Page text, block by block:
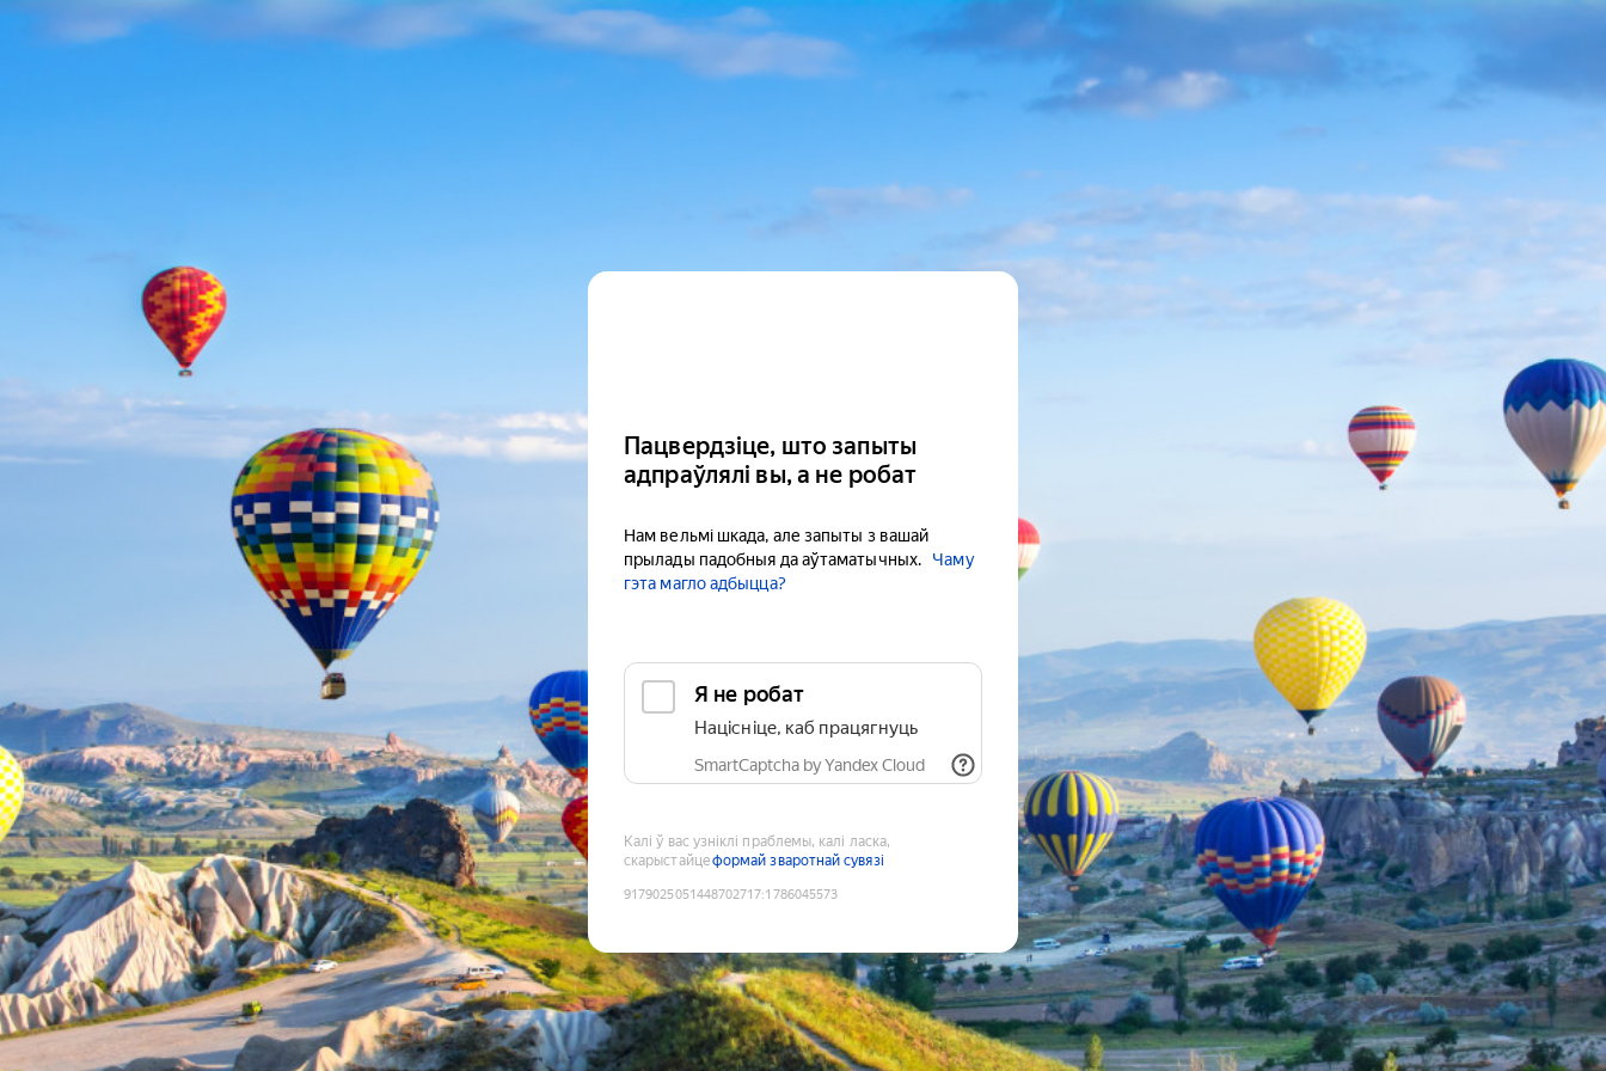
Пацвердзіце, што запыты
адпраўлялі вы, а не робат
Нам вельмі шкада, але запыты з вашай
прылады падобныя да аўтаматычных.
Чаму
гэта магло адбыцца?
Я не робат
Націсніце, каб працягнуць
SmartCaptcha by Yandex Cloud
Калі ў вас узніклі праблемы, калі ласка,
скарыстайцеформай зваротнай сувязі
9179025051448702717:1786045573